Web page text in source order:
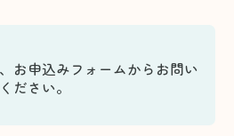
お申込みフォームからお問い
ださい。